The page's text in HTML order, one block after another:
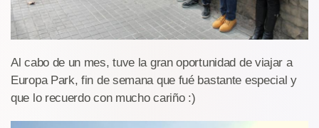
Al cabo de un mes, tuve la gran oportunidad de viajar a
Europa Park, fin de semana que fué bastante especial y
que lo recuerdo con mucho cariño :)